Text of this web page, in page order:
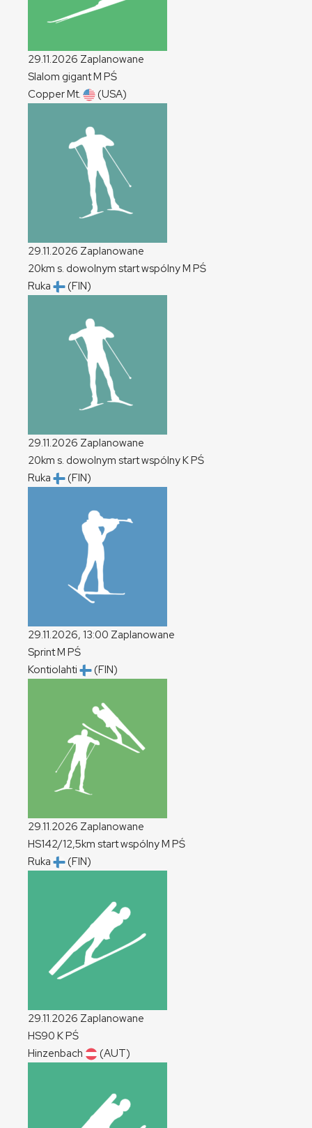
29.11.2026 Zaplanowane
Slalom gigantM PŚ
Copper Mt.
(USA)
29.11.2026 Zaplanowane
20km s. dowolnym start wspólnyM PŚ
Ruka
(FIN)
29.11.2026 Zaplanowane
20km s. dowolnym start wspólnyKPŚ
Ruka
(FIN)
29.11.2026, 13:00 Zaplanowane
SprintM PŚ
Kontiolahti
(FIN)
29.11.2026 Zaplanowane
HS142/12,5km start wspólnyM PŚ
Ruka
(FIN)
29.11.2026 Zaplanowane
HS90 KPŚ
Hinzenbach
(AUT)